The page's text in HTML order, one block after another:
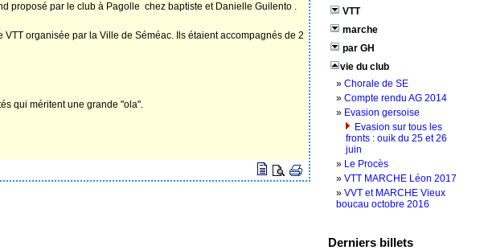
proposé par le club à Pagolle chez baptiste et Danielle Guilento .
organisée par la Ville de Séméac. Ils étaient accompagnés de 2
qui méritent une grande "ola".
VTT
marche
par GH
vie du club
» Chorale de SE
» Compte rendu AG 2014
» Evasion gersoise
Evasion sur tous les
fronts : ouik du 25 et 26
juin
» Le Procès
» VTT MARCHE Léon 2017
» VVT et MARCHE Vieux
boucau octobre 2016
Derniers billets